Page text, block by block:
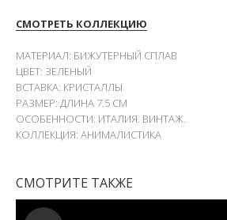
СМОТРЕТЬ КОЛЛЕКЦИЮ
МАТЕРИАЛ: БИЖУТЕРНЫЙ СПЛАВ
ЦВЕТ: ЗЕЛЕНЫЙ
ВСТАВКА: КРИСТАЛЛЫ
РАЗМЕР: ДЛИНА 7.5 СМ
ОСОБЕННОСТИ: ИТАЛИЯ. ВИНТАЖ.
КОЛЛЕКЦИЯ: АНИМАЛИСТИКА
СМОТРИТЕ ТАКЖЕ